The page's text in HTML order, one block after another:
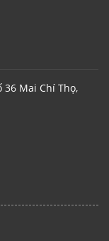
36 Mai Chí Thọ,